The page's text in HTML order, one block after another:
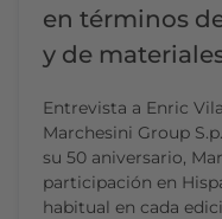
en términos
y de
Entrevista a Enric
Marchesini Group
su 50 aniversario,
participación en
habitual en cada